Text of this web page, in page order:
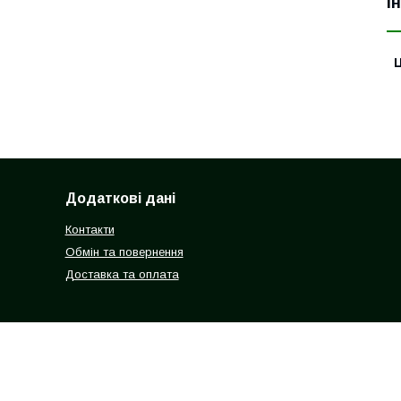
Додаткові дані
Контакти
Обмін та повернення
Доставка та оплата